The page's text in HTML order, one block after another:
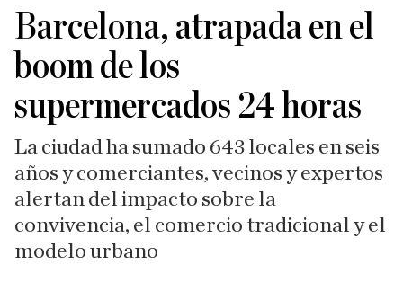
Barcelona, atrapada en el
boom de los
supermercados 24 horas
La ciudad ha sumado 643 locales en seis
años y comerciantes, vecinos y expertos
alertan del impacto sobre la
convivencia, el comercio tradicional y el
modelo urbano